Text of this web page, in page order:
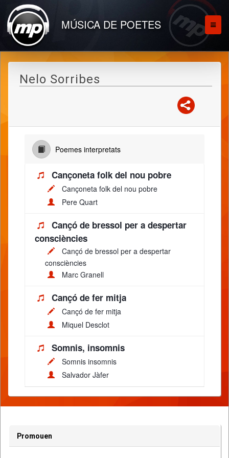
MÚSICA DE POETES
Nelo Sorribes
Poemes interpretats
Cançoneta folk del nou pobre
Cançoneta folk del nou pobre
Pere Quart
Cançó de bressol per a despertar
consciències
Cançó de bressol per a despertar
consciències
Marc Granell
Cançó de fer mitja
Cançó de fer mitja
Miquel Desclot
Somnis, insomnis
Somnis insomnis
Salvador Jàfer
Promouen